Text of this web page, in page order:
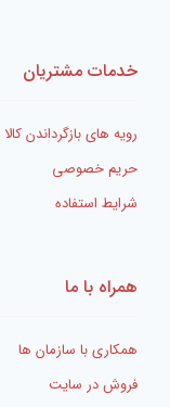
خدمات مشتریان
رویه های بازگرداندن کالا
حریم خصوصی
شرایط استفاده
همراه با ما
همکاری با سازمان ها
فروش در سایت